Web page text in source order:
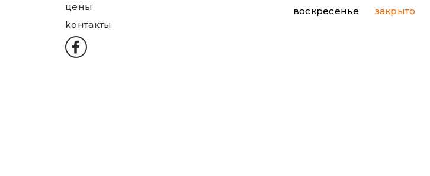
цены
kонтакты
воскресенье
закрыто